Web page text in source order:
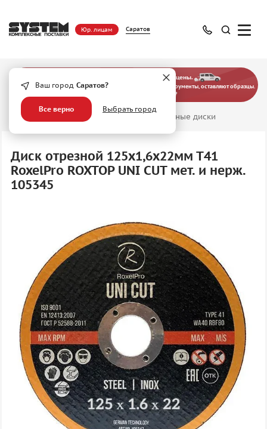
Ваш город Саратов?
Все верно Выбрать город
Юр. лицам Саратов
— больше, чем просто оптовые цены.
Наши эксперты выезжают на предприятия, подбирают инструменты, оставляют образцы.
Хотите узнать, как это работает?
Главная Абразивные материалы Отрезные диски
Диск отрезной 125х1,6х22мм Т41
RoxelPro ROXTOP UNI CUT мет. и нерж.
105345